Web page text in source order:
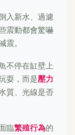
入新水、過濾
震動都會驚嚇
。
不停在缸壁上
耍，而是壓力
質、光線是否
臨繁殖行為的